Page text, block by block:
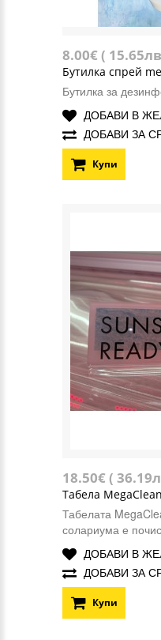
8.00€ (
Бутилка спрей
Бутилка за
ДОБАВИ В
ДОБАВИ ЗА
Купи
18.50€ (
Табела MegaClean
Табелата
солариума е
ДОБАВИ В
ДОБАВИ ЗА
Купи